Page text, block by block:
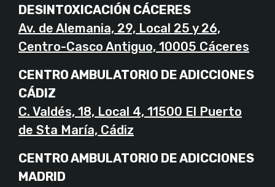
DESINTOXICACIÓN CÁCERES
Av. de Alemania, 29, Local 25 y 26,
Centro-Casco Antiguo, 10005 Cáceres
CENTRO AMBULATORIO DE ADICCIONES
CÁDIZ
C. Valdés, 18, Local 4, 11500 El Puerto
de Sta María, Cádiz
CENTRO AMBULATORIO DE ADICCIONES
MADRID